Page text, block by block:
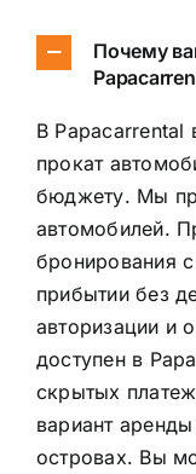
Почему
В Papacarrental
прокат
бюджету. Мы
автомобилей.
бронирования
прибытии без
авторизации и
доступен в
скрытых
вариант
островах. Вы